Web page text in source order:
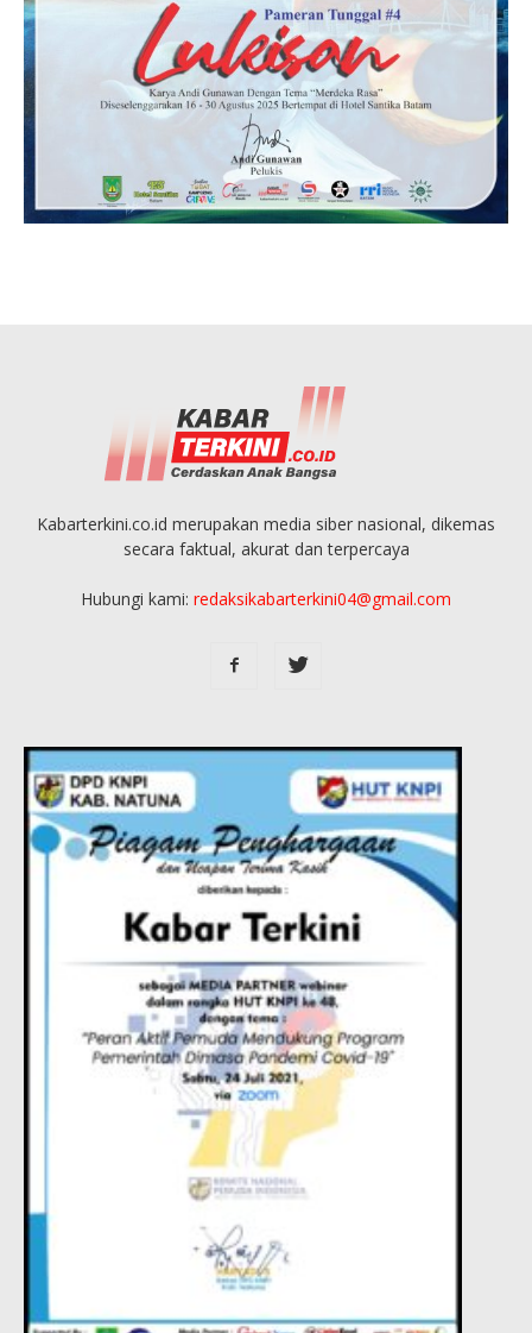
Kabarterkini.co.id merupakan media siber nasional, dikemas
secara faktual, akurat dan terpercaya
Hubungi kami: redaksikabarterkini04@gmail.com